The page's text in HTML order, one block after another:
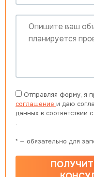
Отправляя форму, я
соглашение и даю
данных в соответствии с
.
* — обязательно для